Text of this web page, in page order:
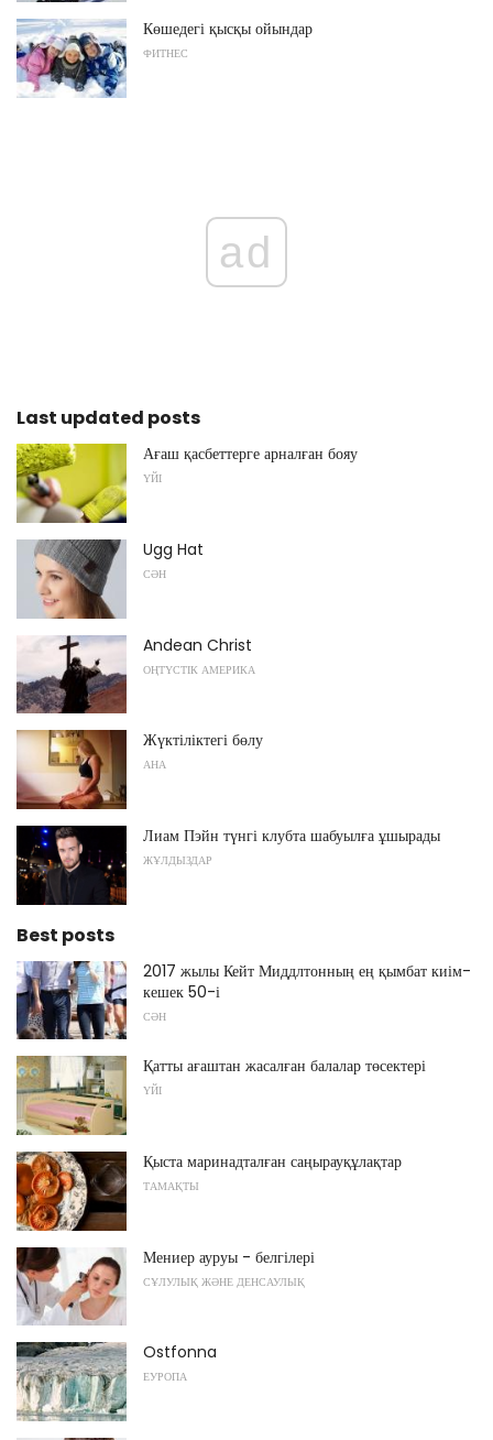
Көшедегі қысқы ойындар
ФИТНЕС
ad
Last updated posts
Ағаш қасбеттерге арналған бояу
ҮЙІ
Ugg Hat
СӘН
Andean Christ
ОҢТҮСТІК АМЕРИКА
Жүктіліктегі бөлу
АНА
Лиам Пэйн түнгі клубта шабуылға ұшырады
ЖҰЛДЫЗДАР
Best posts
2017 жылы Кейт Миддлтонның ең қымбат киім-
кешек 50-і
СӘН
Қатты ағаштан жасалған балалар төсектері
ҮЙІ
Қыста маринадталған саңырауқұлақтар
ТАМАҚТЫ
Мениер ауруы - белгілері
СҰЛУЛЫҚ ЖӘНЕ ДЕНСАУЛЫҚ
Ostfonna
ЕУРОПА